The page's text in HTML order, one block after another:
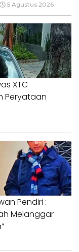
5 Agustus 2026
XTC
Peryataan
Pendiri :
Melanggar